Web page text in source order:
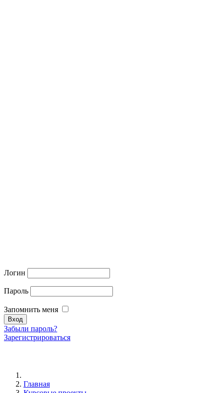
Логин
Пароль
Запомнить меня
Забыли пароль?
Зарегистрироваться
Главная